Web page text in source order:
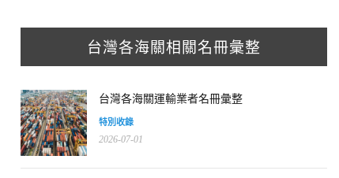
台灣各海關相關名冊彙整
台灣各海關運輸業者名冊彙整
特別收錄
2026-07-01